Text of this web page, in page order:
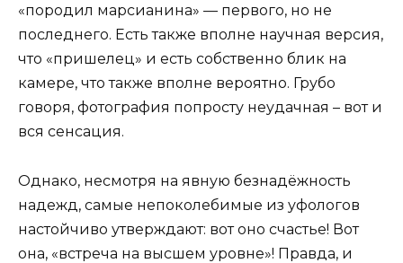
«породил марсианина» — первого, но не
последнего. Есть также вполне научная версия,
что «пришелец» и есть собственно блик на
камере, что также вполне вероятно. Грубо
говоря, фотография попросту неудачная – вот и
вся сенсация.
Однако, несмотря на явную безнадёжность
надежд, самые непоколебимые из уфологов
настойчиво утверждают: вот оно счастье! Вот
она, «встреча на высшем уровне»! Правда, и